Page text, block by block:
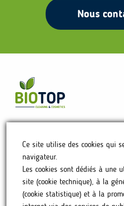
Nous
NOS PRODUITS
CONTACT
Ce site utilise des cookies qui
navigateur.
Les cookies sont dédiés à une
site (cookie technique), à la
(cookie statistique) et à la